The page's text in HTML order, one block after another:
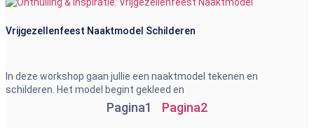
Vrijgezellenfeest Naaktmodel Schilderen
In deze workshop gaan jullie een naaktmodel tekenen en
schilderen. Het model begint gekleed en
Pagina1 Pagina2